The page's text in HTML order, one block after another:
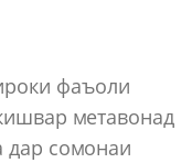
фаъоли
метавонад
дар сомонаи